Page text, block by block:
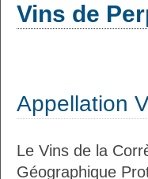
Vins de
Appellation
Le Vins de la
Géographique